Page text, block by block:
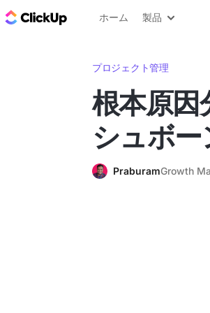
ClickUp ブログ
ホーム 製品
プロジェクト管理
根本原因
シュボ
PraburamGrowth